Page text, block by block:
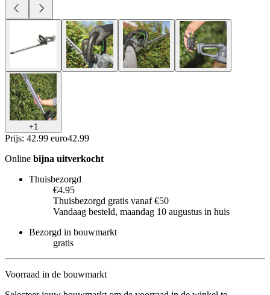
+1
Prijs: 42.99 euro42.99
Online bijna uitverkocht
Thuisbezorgd
€4.95
Thuisbezorgd gratis vanaf €50
Vandaag besteld, maandag 10 augustus in huis
Bezorgd in bouwmarkt
gratis
Voorraad in de bouwmarkt